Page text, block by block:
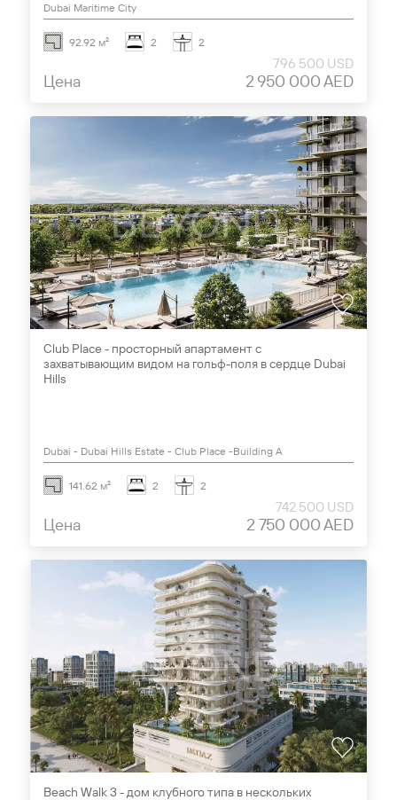
Dubai Maritime City
92.92 м² 2 2
Цена
796 500 USD
2 950 000 AED
Club Place - просторный апартамент с
захватывающим видом на гольф-поля в сердце Dubai
Hills
Dubai - Dubai Hills Estate - Club Place -Building А
141.62 м² 2 2
Цена
742 500 USD
2 750 000 AED
Beach Walk 3 - дом клубного типа в нескольких